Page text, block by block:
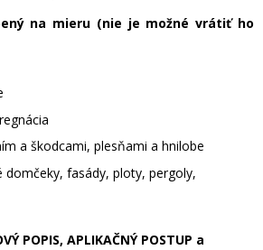
na mieru (nie je možné vrátiť ho
a škodcami, plesňami a hnilobe
domčeky, fasády, ploty, pergoly,
POPIS, APLIKAČNÝ POSTUP a